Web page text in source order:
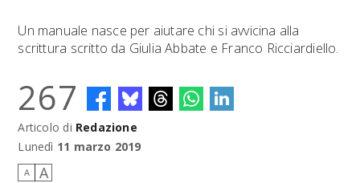
Un manuale nasce per aiutare chi si avvicina alla
scrittura scritto da Giulia Abbate e Franco Ricciardiello.
267
Articolo di Redazione
Lunedì 11 marzo 2019
A A